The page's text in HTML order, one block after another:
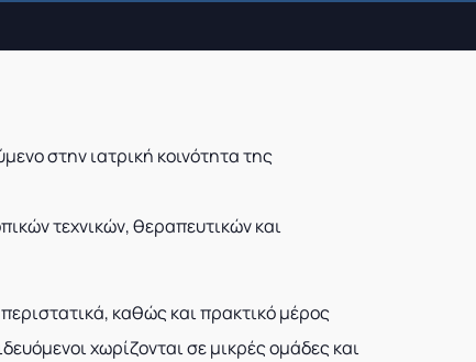
στην ιατρική κοινότητα της
τεχνικών, θεραπευτικών και
καθώς και πρακτικό μέρος
χωρίζονται σε μικρές ομάδες και